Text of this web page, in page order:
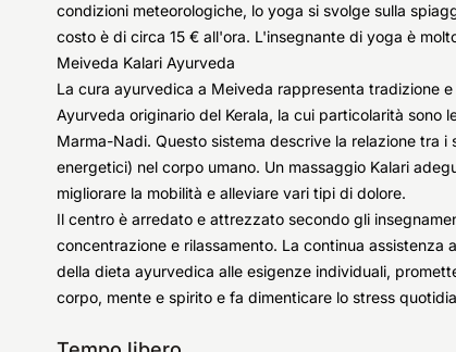
condizioni meteorologiche, lo yoga si svolge sulla
costo è di circa 15 € all'ora. L'insegnante di yoga è
Meiveda Kalari Ayurveda
La cura ayurvedica a Meiveda rappresenta tradizione
Ayurveda originario del Kerala, la cui particolarità sono
Marma-Nadi. Questo sistema descrive la relazione tra
energetici) nel corpo umano. Un massaggio Kalari
migliorare la mobilità e alleviare vari tipi di dolore.
Il centro è arredato e attrezzato secondo gli
concentrazione e rilassamento. La continua
della dieta ayurvedica alle esigenze individuali,
corpo, mente e spirito e fa dimenticare lo stress